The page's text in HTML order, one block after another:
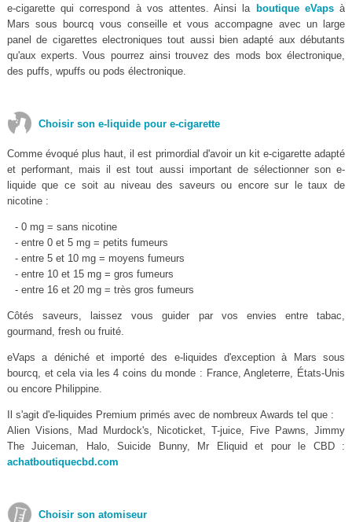
e-cigarette qui correspond à vos attentes. Ainsi la boutique eVapsà
Mars sous bourcq vous conseille et vous accompagne avec un large
panel de cigarettes electroniques tout aussi bien adapté aux débutants
qu'aux experts. Vous pourrez ainsi trouvez des mods box électronique,
des puffs, wpuffs ou pods électronique.
Choisir son e-liquide pour e-cigarette
Comme évoqué plus haut, il est primordial d'avoir un kit e-cigarette adapté
et performant, mais il est tout aussi important de sélectionner son e-
liquide que ce soit au niveau des saveurs ou encore sur le taux de
nicotine :
- 0 mg = sans nicotine
- entre 0 et 5 mg = petits fumeurs
- entre 5 et 10 mg = moyens fumeurs
- entre 10 et 15 mg = gros fumeurs
- entre 16 et 20 mg = très gros fumeurs
Côtés saveurs, laissez vous guider par vos envies entre tabac,
gourmand, fresh ou fruité.
eVaps a déniché et importé des e-liquides d'exception à Mars sous
bourcq, et cela via les 4 coins du monde : France, Angleterre, États-Unis
ou encore Philippine.
Il s'agit d'e-liquides Premium primés avec de nombreux Awards tel que :
Alien Visions, Mad Murdock's, Nicoticket, T-juice, Five Pawns, Jimmy
The Juiceman, Halo, Suicide Bunny, Mr Eliquid et pour le CBD :
achatboutiquecbd.com
Choisir son atomiseur